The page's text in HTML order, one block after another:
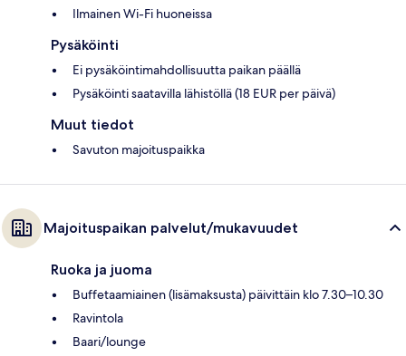
Ilmainen Wi-Fi huoneissa
Pysäköinti
Ei pysäköintimahdollisuutta paikan päällä
Pysäköinti saatavilla lähistöllä (18 EUR per päivä)
Muut tiedot
Savuton majoituspaikka
Majoituspaikan palvelut/mukavuudet
Ruoka ja juoma
Buffetaamiainen (lisämaksusta) päivittäin klo 7.30–10.30
Ravintola
Baari/lounge